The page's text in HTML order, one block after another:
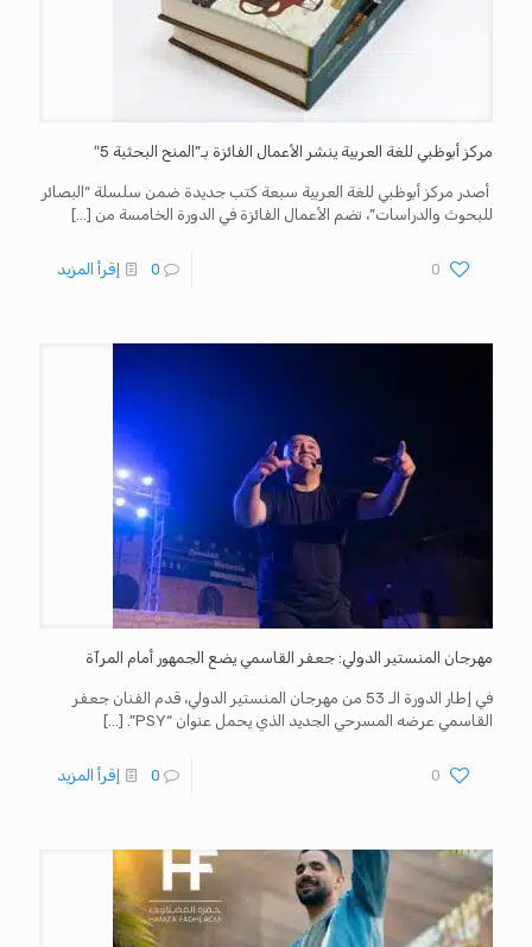
مركز أبوظبي للغة العربية ينشر الأعمال الفائزة بـ”المنح البحثية 5″
أصدر مركز أبوظبي للغة العربية سبعة كتب جديدة ضمن سلسلة “البصائر
للبحوث والدراسات”، تضم الأعمال الفائزة في الدورة الخامسة من […]
0
0 إقرأ المزيد
مهرجان المنستير الدولي: جعفر القاسمي يضع الجمهور أمام المرآة
في إطار الدورة الـ 53 من مهرجان المنستير الدولي، قدم الفنان جعفر
القاسمي عرضه المسرحي الجديد الذي يحمل عنوان “PSY”.
[…]
0
0 إقرأ المزيد